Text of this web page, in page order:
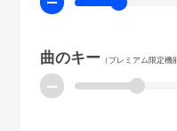
曲のキー（プレミアム限定機
ー